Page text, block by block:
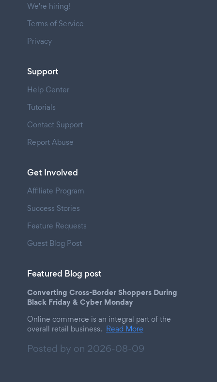
We're hiring!
Terms of Service
Privacy
Support
Help Center
Tutorials
Contact Support
Report Abuse
Get Involved
Affiliate Program
Success Stories
Feature Requests
Guest Blog Post
Featured Blog post
Converting Cross-Border Shoppers During
Black Friday & Cyber Monday
Online commerce is an integral part of the
overall retail business. Read More
Posted by on 2026-08-09